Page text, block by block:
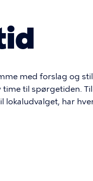
med forslag og
til spørgetiden.
lokaludvalget, har